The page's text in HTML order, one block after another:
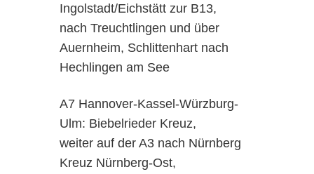
Ingolstadt/Eichstätt zur B13,
nach Treuchtlingen und über
Auernheim, Schlittenhart nach
Hechlingen am See
A7 Hannover-Kassel-Würzburg-
Ulm: Biebelrieder Kreuz,
weiter auf der A3 nach Nürnberg
Kreuz Nürnberg-Ost,